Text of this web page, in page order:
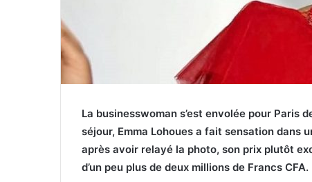
La businesswoman s’est envolée pour Paris
séjour, Emma Lohoues a fait sensation dans
après avoir relayé la photo, son prix plutôt
d’un peu plus de deux millions de Francs CFA.